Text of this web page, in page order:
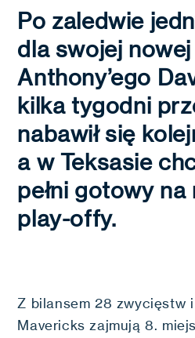
Po zaledwie
dla swojej
Anthony’ego
kilka tygodni
nabawił się
a w Teksasie
pełni gotowy
play-offy.
Z bilansem 28 zwycięstw
Mavericks zajmują 8.